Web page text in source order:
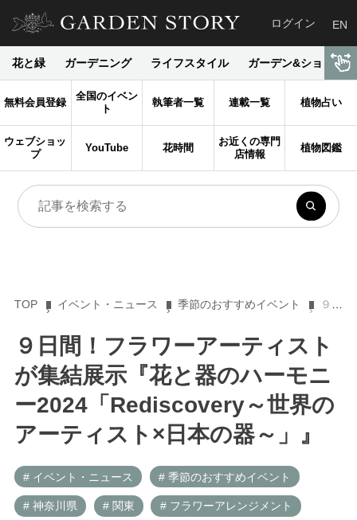
ログイン EN
花と緑 ガーデニング ライフスタイル ガーデン&ショップ
無料会員登録
全国のイベン
ト
執筆者一覧 連載一覧 植物占い
ウェブショッ
プ
YouTube 花時間
お近くの専門
店情報
植物図鑑
TOP イベント・ニュース 季節のおすすめイベント ９日間！フラワーアーティストが集結展示『花と器のハーモニー2024「Rediscovery～世界のアーティスト×日本の器～」』
９日間！フラワーアーティスト
が集結展示『花と器のハーモニ
ー2024「Rediscovery～世界の
アーティスト×日本の器～」』
# イベント・ニュース # 季節のおすすめイベント
# 神奈川県 # 関東 # フラワーアレンジメント